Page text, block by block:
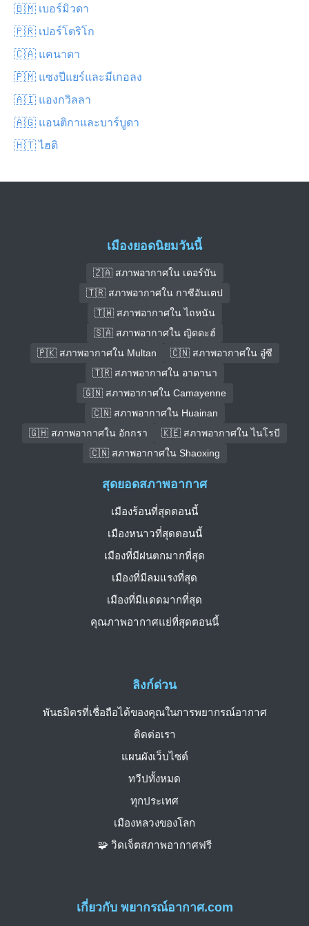
🇧🇲 เบอร์มิวดา
🇵🇷 เปอร์โตริโก
🇨🇦 แคนาดา
🇵🇲 แซงปีแยร์และมีเกอลง
🇦🇮 แองกวิลลา
🇦🇬 แอนติกาและบาร์บูดา
🇭🇹 ไฮติ
เมืองยอดนิยมวันนี้
🇿🇦 สภาพอากาศใน เดอร์บัน
🇹🇷 สภาพอากาศใน กาซีอันเตป
🇹🇼 สภาพอากาศใน ไถหนัน
🇸🇦 สภาพอากาศใน ญิดดะฮ์
🇵🇰 สภาพอากาศใน Multan
🇨🇳 สภาพอากาศใน อู๋ซี
🇹🇷 สภาพอากาศใน อาดานา
🇬🇳 สภาพอากาศใน Camayenne
🇨🇳 สภาพอากาศใน Huainan
🇬🇭 สภาพอากาศใน อักกรา
🇰🇪 สภาพอากาศใน ไนโรบี
🇨🇳 สภาพอากาศใน Shaoxing
เกี่ยวกับ พยากรณ์อากาศ.com
ลิงก์ด่วน
พันธมิตรที่เชื่อถือได้ของคุณในการพยากรณ์อากาศ
ติดต่อเรา
แผนผังเว็บไซต์
ทวีปทั้งหมด
ทุกประเทศ
เมืองหลวงของโลก
🧩 วิดเจ็ตสภาพอากาศฟรี
สุดยอดสภาพอากาศ
เมืองร้อนที่สุดตอนนี้
เมืองหนาวที่สุดตอนนี้
เมืองที่มีฝนตกมากที่สุด
เมืองที่มีลมแรงที่สุด
เมืองที่มีแดดมากที่สุด
คุณภาพอากาศแย่ที่สุดตอนนี้